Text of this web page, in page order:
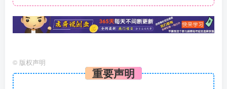
© 版权声明
重要声明